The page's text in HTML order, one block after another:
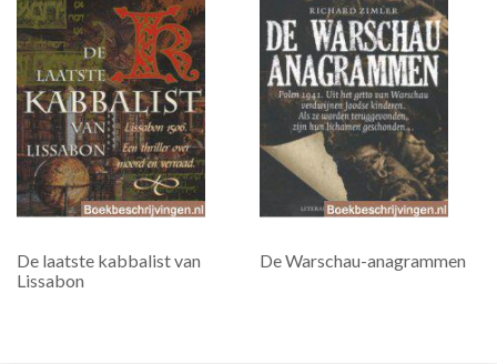
De laatste kabbalist van
Lissabon
De Warschau-anagrammen